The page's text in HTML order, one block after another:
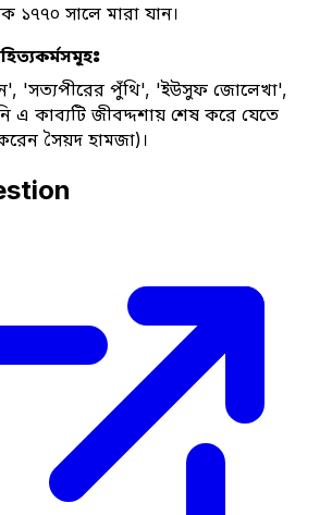
১৭৭০ সালে মারা যান।
'সত্যপীরের পুঁথি', 'ইউসুফ জোলেখা',
এ কাব্যটি জীবদ্দশায় শেষ করে যেতে
সৈয়দ হামজা)।